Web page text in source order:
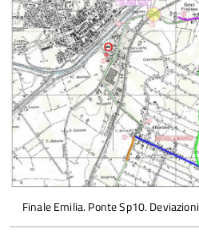
Finale Emilia. Ponte Sp10. Deviazioni